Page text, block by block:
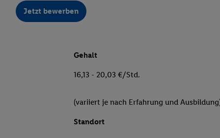
Jetzt bewerben
Gehalt
16,13 - 20,03 €/Std.
(variiert je nach Erfahrung und
Standort